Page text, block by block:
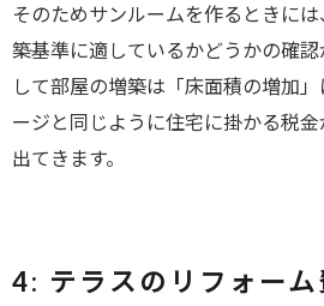
そのためサンルームを作るときに
築基準に適しているかどうかの確
して部屋の増築は「床面積の増加
ージと同じように住宅に掛かる税
出てきます。
4: テラスのリフォー